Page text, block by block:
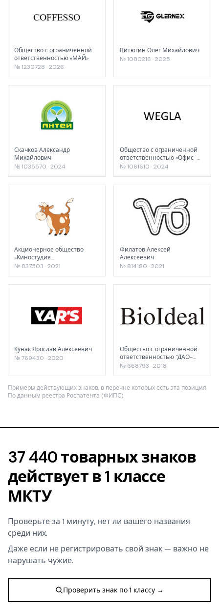
Общество с ограниченной
ответственностью «МАЙ»
№ 1230728 · 2026
Витюгин Олег Михайлович
№ 1080216 · 2025
Скачков Александр
Михайлович
№ 1035570 · 2024
Общество с ограниченной
ответственностью «Офис-
импэкс»
№ 1061610 · 2024
Акционерное общество
«Киностудия
«Союзмультфильм»
№ 837503 · 2021
Филатов Алексей
Алексеевич
№ 814180 · 2021
Кунак Ярослав Алексеевич
№ 769430 · 2020
Общество с ограниченной
ответственностью "ДАО-
ФАРМКОСМЕТИКА"
№ 668793 · 2018
Примеры действующих знаков, в перечне которых есть эта позиция.
По данным реестра Роспатента (ФИПС).
37 440 товарных знаков
действует в 1 классе
МКТУ
Проверьте за 1 минуту, нет ли вашего названия
среди них.
Даже если не регистрировать свой знак — важно не
нарушать чужие.
Проверить знак по 1 классу →